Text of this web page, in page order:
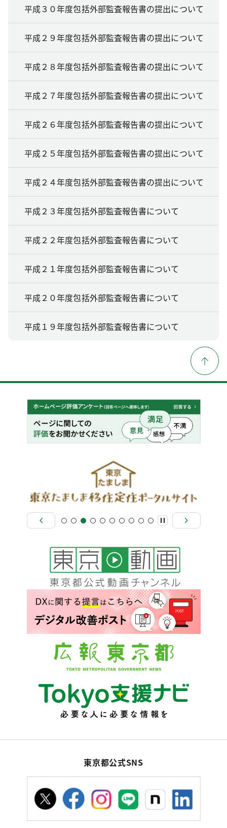
平成３０年度包括外部監査報告書の提出について
平成２９年度包括外部監査報告書の提出について
平成２８年度包括外部監査報告書の提出について
平成２７年度包括外部監査報告書の提出について
平成２６年度包括外部監査報告書の提出について
平成２５年度包括外部監査報告書の提出について
平成２４年度包括外部監査報告書の提出について
平成２３年度包括外部監査報告書について
平成２２年度包括外部監査報告書について
平成２１年度包括外部監査報告書について
平成２０年度包括外部監査報告書について
平成１９年度包括外部監査報告書について
東京都公式SNS